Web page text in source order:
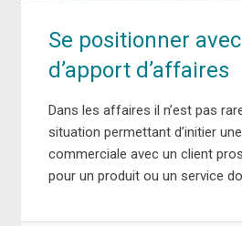
Se positionner
d’apport d’affaires
Dans les affaires il n’est pas
situation permettant d’initier
commerciale avec un client
pour un produit ou un service